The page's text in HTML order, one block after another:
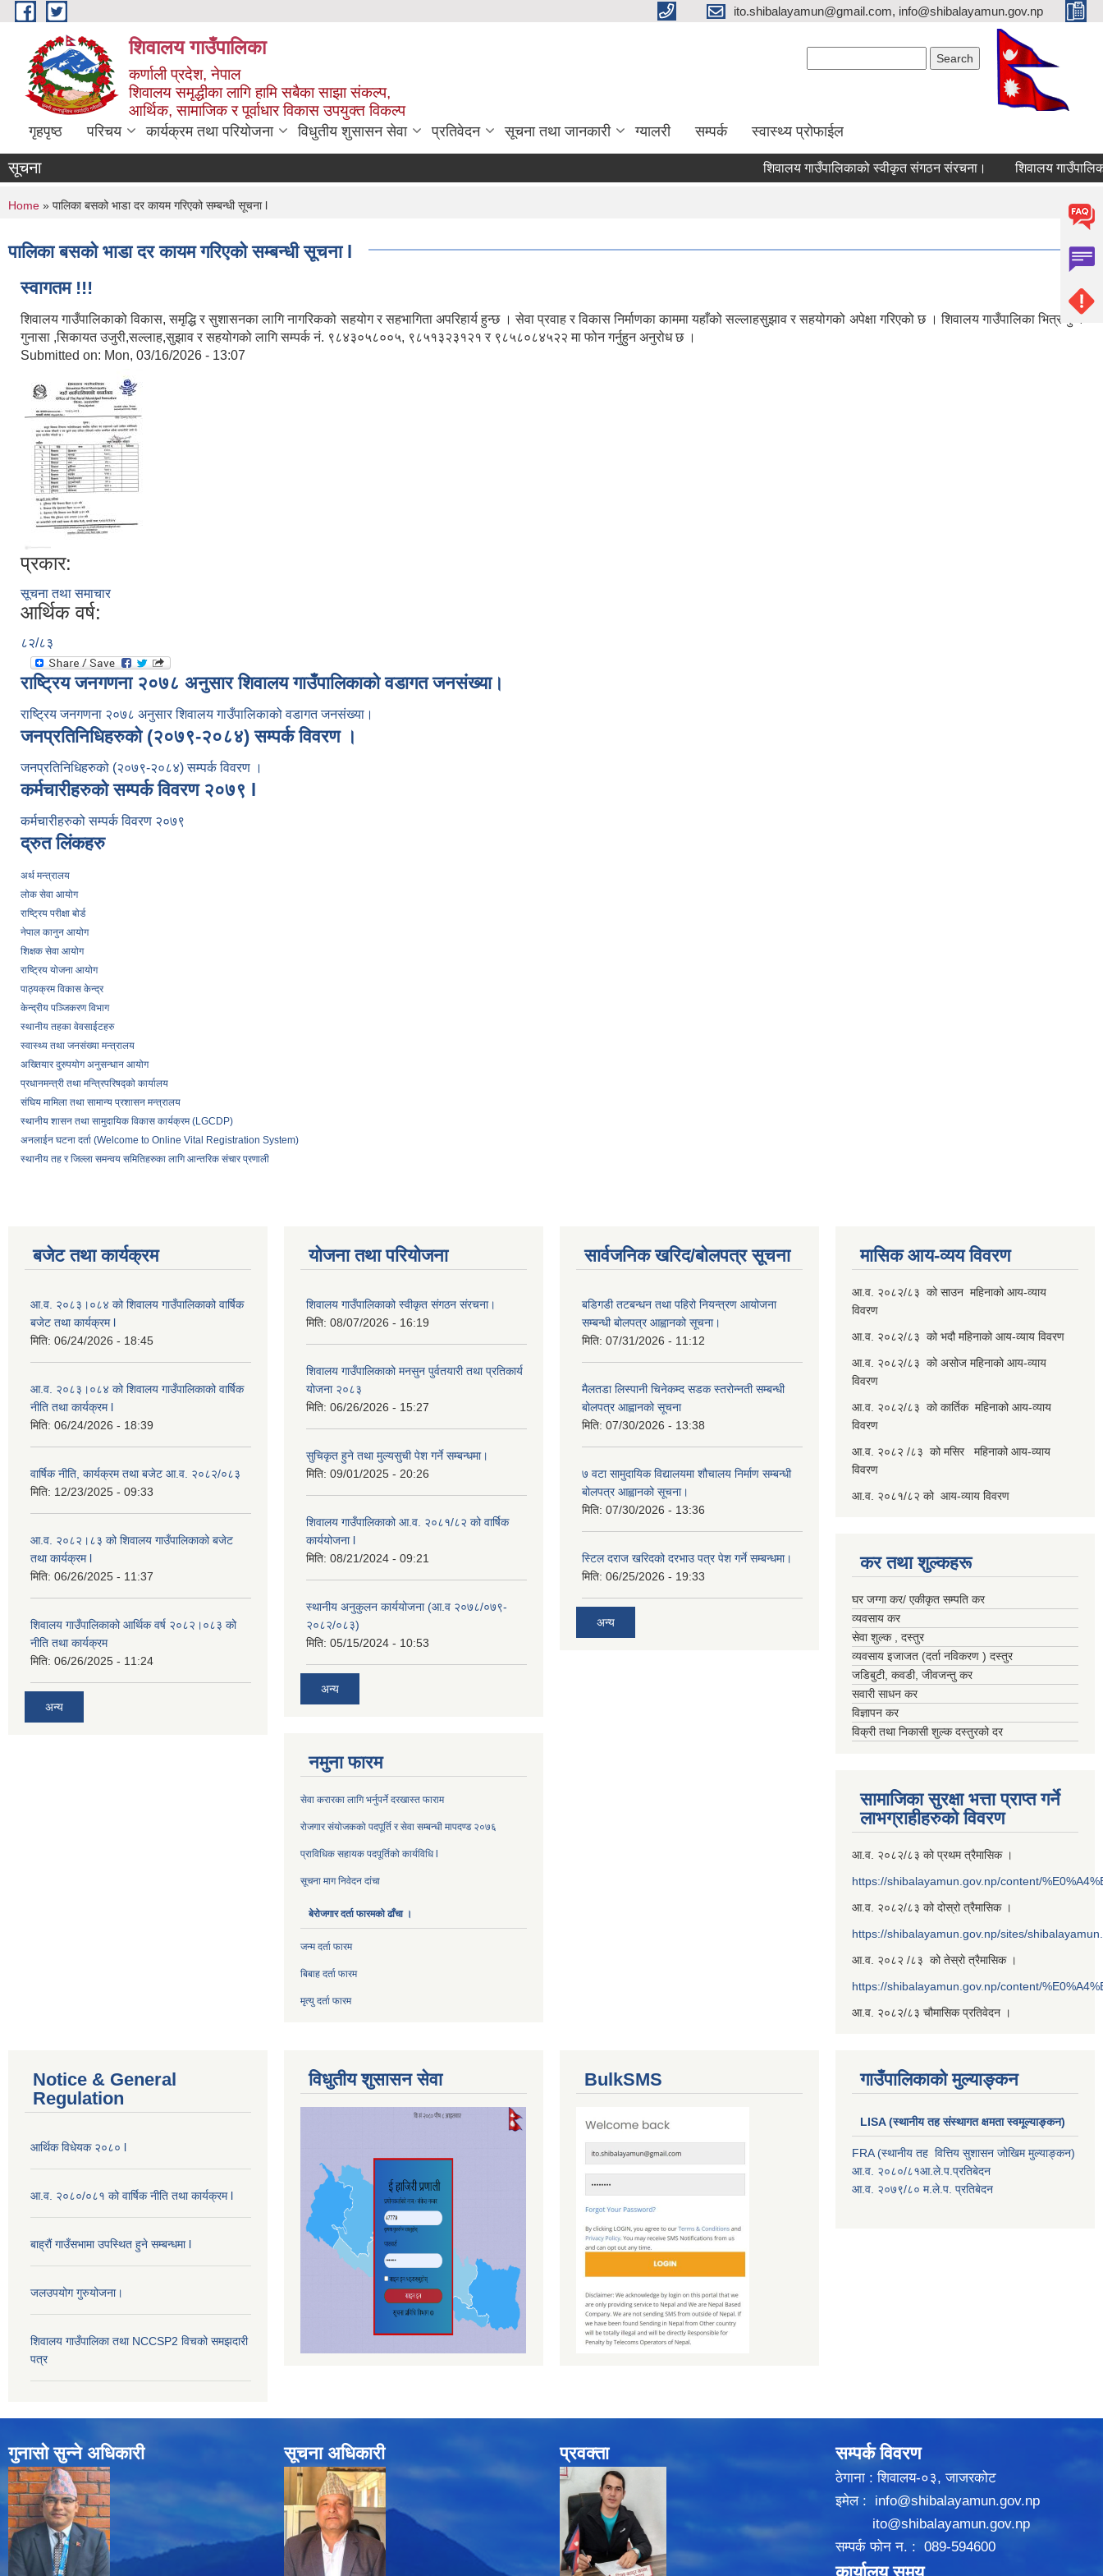
Skip to main content ito.shibalayamun@gmail.com, info@shibalayamun.gov.np
शिवालय गाउँपालिका
कर्णाली प्रदेश, नेपाल
शिवालय समृद्धीका लागि हामि सबैका साझा संकल्प,
आर्थिक, सामाजिक र पूर्वाधार विकास उपयुक्त विकल्प
गृहपृष्ठ परिचय कार्यक्रम तथा परियोजना विधुतीय शुसासन सेवा प्रतिवेदन सूचना तथा जानकारी ग्यालरी सम्पर्क स्वास्थ्य प्रोफाईल
सूचना शिवालय गाउँपालिकाको स्वीकृत संगठन संरचना।
You are here
Home » पालिका बसको भाडा दर कायम गरिएको सम्बन्धी सूचना l
पालिका बसको भाडा दर कायम गरिएको सम्बन्धी सूचना l
स्वागतम !!!
शिवालय गाउँपालिकाको विकास, समृद्धि र सुशासनका लागि नागरिकको सहयोग र सहभागिता अपरिहार्य हुन्छ । सेवा प्रवाह र विकास निर्माणका काममा यहाँको सल्लाहसुझाव र सहयोगको अपेक्षा गरिएको छ । शिवालय गाउँपालिका भित्र कुनै
गुनासा ,सिकायत उजुरी,सल्लाह,सुझाव र सहयोगको लागि सम्पर्क नं. ९८४३०५८००५, ९८५१३२३१२१ र ९८५८०८४५२२ मा फोन गर्नुहुन अनुरोध छ ।
Submitted on: Mon, 03/16/2026 - 13:07
प्रकार:
सूचना तथा समाचार
आर्थिक वर्ष:
८२/८३
राष्ट्रिय जनगणना २०७८ अनुसार शिवालय गाउँपालिकाको वडागत जनसंख्या।
राष्ट्रिय जनगणना २०७८ अनुसार शिवालय गाउँपालिकाको वडागत जनसंख्या।
जनप्रतिनिधिहरुको (२०७९-२०८४) सम्पर्क विवरण ।
जनप्रतिनिधिहरुको (२०७९-२०८४) सम्पर्क विवरण ।
कर्मचारीहरुको सम्पर्क विवरण २०७९ l
कर्मचारीहरुको सम्पर्क विवरण २०७९
द्रुत लिंकहरु
अर्थ मन्त्रालय
लोक सेवा आयोग
राष्ट्रिय परीक्षा बोर्ड
नेपाल कानुन आयोग
शिक्षक सेवा आयोग
राष्ट्रिय योजना आयोग
पाठ्यक्रम विकास केन्द्र
केन्द्रीय पञ्जिकरण विभाग
स्थानीय तहका वेवसाईटहरु
स्वास्थ्य तथा जनसंख्या मन्त्रालय
अख्तियार दुरुपयोग अनुसन्धान आयोग
प्रधानमन्त्री तथा मन्त्रिपरिषद्को कार्यालय
संघिय मामिला तथा सामान्य प्रशासन मन्त्रालय
स्थानीय शासन तथा सामुदायिक विकास कार्यक्रम (LGCDP)
अनलाईन घटना दर्ता (Welcome to Online Vital Registration System)
स्थानीय तह र जिल्ला समन्वय समितिहरुका लागि आन्तरिक संचार प्रणाली
बजेट तथा कार्यक्रम
आ.व. २०८३।०८४ को शिवालय गाउँपालिकाको वार्षिक
बजेट तथा कार्यक्रम l
मिति: 06/24/2026 - 18:45
आ.व. २०८३।०८४ को शिवालय गाउँपालिकाको वार्षिक
नीति तथा कार्यक्रम l
मिति: 06/24/2026 - 18:39
वार्षिक नीति, कार्यक्रम तथा बजेट आ.व. २०८२/०८३
मिति: 12/23/2025 - 09:33
आ.व. २०८२।८३ को शिवालय गाउँपालिकाको बजेट
तथा कार्यक्रम l
मिति: 06/26/2025 - 11:37
शिवालय गाउँपालिकाको आर्थिक वर्ष २०८२।०८३ को
नीति तथा कार्यक्रम
मिति: 06/26/2025 - 11:24
अन्य
योजना तथा परियोजना
शिवालय गाउँपालिकाको स्वीकृत संगठन संरचना।
मिति: 08/07/2026 - 16:19
शिवालय गाउँपालिकाको मनसुन पुर्वतयारी तथा प्रतिकार्य
योजना २०८३
मिति: 06/26/2026 - 15:27
सुचिकृत हुने तथा मुल्यसुची पेश गर्ने सम्बन्धमा।
मिति: 09/01/2025 - 20:26
शिवालय गाउँपालिकाको आ.व. २०८१/८२ को वार्षिक
कार्ययोजना l
मिति: 08/21/2024 - 09:21
स्थानीय अनुकुलन कार्ययोजना (आ.व २०७८/०७९-
२०८२/०८३)
मिति: 05/15/2024 - 10:53
अन्य
नमुना फारम
सेवा करारका लागि भर्नुपर्ने दरखास्त फाराम
रोजगार संयोजकको पदपूर्ति र सेवा सम्बन्धी मापदण्ड २०७६
प्राविधिक सहायक पदपूर्तिको कार्यविधि l
सूचना माग निवेदन दांचा
बेरोजगार दर्ता फारमको ढाँचा ।
जन्म दर्ता फारम
बिबाह दर्ता फारम
मृत्यु दर्ता फारम
सार्वजनिक खरिद/बोलपत्र सूचना
बडिगडी तटबन्धन तथा पहिरो नियन्त्रण आयोजना
सम्बन्धी बोलपत्र आह्वानको सूचना।
मिति: 07/31/2026 - 11:12
मैलतडा लिस्पानी चिनेकम्द सडक स्तरोन्नती सम्बन्धी
बोलपत्र आह्वानको सूचना
मिति: 07/30/2026 - 13:38
७ वटा सामुदायिक विद्यालयमा शौचालय निर्माण सम्बन्धी
बोलपत्र आह्वानको सूचना।
मिति: 07/30/2026 - 13:36
स्टिल दराज खरिदको दरभाउ पत्र पेश गर्ने सम्बन्धमा।
मिति: 06/25/2026 - 19:33
अन्य
मासिक आय-व्यय विवरण
आ.व. २०८२/८३ को साउन महिनाको आय-व्याय
विवरण
आ.व. २०८२/८३ को भदौ महिनाको आय-व्याय विवरण
आ.व. २०८२/८३ को असोज महिनाको आय-व्याय
विवरण
आ.व. २०८२/८३ को कार्तिक महिनाको आय-व्याय
विवरण
आ.व. २०८२ /८३ को मसिर महिनाको आय-व्याय
विवरण
आ.व. २०८१/८२ को आय-व्याय विवरण
कर तथा शुल्कहरू
घर जग्गा कर/ एकीकृत सम्पति कर
व्यवसाय कर
सेवा शुल्क , दस्तुर
व्यवसाय इजाजत (दर्ता नविकरण ) दस्तुर
जडिबुटी, कवडी, जीवजन्तु कर
सवारी साधन कर
विज्ञापन कर
विक्री तथा निकासी शुल्क दस्तुरको दर
सामाजिका सुरक्षा भत्ता प्राप्त गर्ने
लाभग्राहीहरुको विवरण
आ.व. २०८२/८३ को प्रथम त्रैमासिक ।
https://shibalayamun.gov.np/content/
आ.व. २०८२/८३ को दोस्रो त्रैमासिक ।
https://shibalayamun.gov.np/sites/
आ.व. २०८२ /८३ को तेस्रो त्रैमासिक ।
https://shibalayamun.gov.np/content/
आ.व. २०८२/८३ चौमासिक प्रतिवेदन ।
Notice & General
Regulation
आर्थिक विधेयक २०८० l
आ.व. २०८०/०८१ को वार्षिक नीति तथा कार्यक्रम l
बाह्रौं गाउँसभामा उपस्थित हुने सम्बन्धमा l
जलउपयोग गुरुयोजना।
शिवालय गाउँपालिका तथा NCCSP2 विचको समझदारी
पत्र
विधुतीय शुसासन सेवा BulkSMS गाउँपालिकाको मुल्याङ्कन
LISA (स्थानीय तह संस्थागत क्षमता स्वमूल्याङ्कन)
FRA (स्थानीय तह वित्तिय सुशासन जोखिम मुल्याङ्कन)
आ.व. २०८०/८१आ.ले.प.प्रतिबेदन
आ.व. २०७९/८० म.ले.प. प्रतिबेदन
गुनासो सुन्ने अधिकारी सूचना अधिकारी प्रवक्ता सम्पर्क विवरण
ठेगाना : शिवालय-०३, जाजरकोट
इमेल : info@shibalayamun.gov.np
ito@shibalayamun.gov.np
सम्पर्क फोन न. : 089-594600